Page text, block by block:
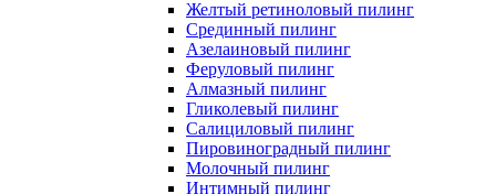
Желтый ретиноловый пилинг
Срединный пилинг
Азелаиновый пилинг
Феруловый пилинг
Алмазный пилинг
Гликолевый пилинг
Салициловый пилинг
Пировиноградный пилинг
Молочный пилинг
Интимный пилинг